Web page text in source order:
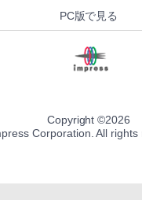
PC版で見る
Copyright ©2026
Corporation. All rights